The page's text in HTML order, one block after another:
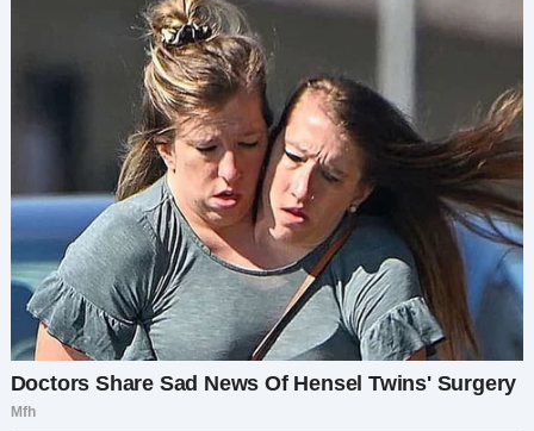
Этот опыт научил меня тому, как неожиданные
повороты могут привести к самым важным
моментам в жизни. Тихая, размеренная
реальность сменилась предвкушением нового
— сложного, но наполненного смыслом.
Будущее остаётся неопределённым. Но теперь
оно наполнено ожиданием. Смехом ребёнка. И
двумя взрослыми, готовыми разделить с ним
новую главу своей жизни.